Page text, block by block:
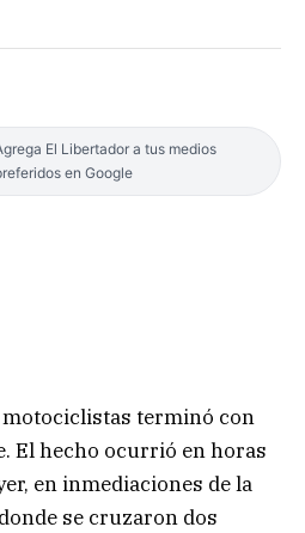
El Libertador a tus medios
en Google
terminó con
El hecho ocurrió en horas
en inmediaciones de la
se cruzaron dos